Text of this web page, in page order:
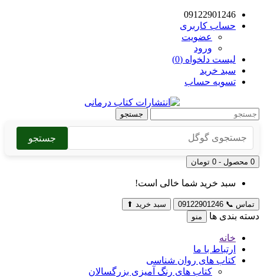
09122901246
حساب کاربری
عضویت
ورود
لیست دلخواه (0)
سبد خرید
تسویه حساب
جستجو
جستجو
0 محصول - 0 تومان
سبد خرید شما خالی است!
تماس 📞
09122901246 سبد خرید ⬆
دسته بندی ها منو
خانه
ارتباط با ما
کتاب های روان شناسی
کتاب های رنگ آمیزی بزرگسالان